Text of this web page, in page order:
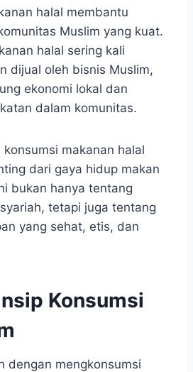
halal membantu
Muslim yang kuat.
halal sering kali
dijual oleh bisnis Muslim,
ekonomi lokal dan
dalam komunitas.
makanan halal
dari gaya hidup makan
bukan hanya tentang
tetapi juga tentang
yang sehat, etis, dan
Konsumsi
dengan mengkonsumsi